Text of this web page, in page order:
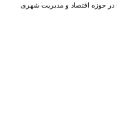
حوزه اقتصاد و مدیریت شهری